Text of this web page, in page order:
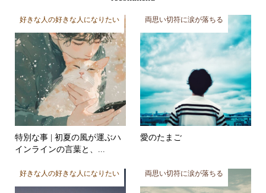
好きな人の好きな人になりたい
特別な事 | 初夏の風が運ぶハ
両思い切符に涙が落ちる
好きな人の好きな人になりたい 両思い切符に涙が落ちる